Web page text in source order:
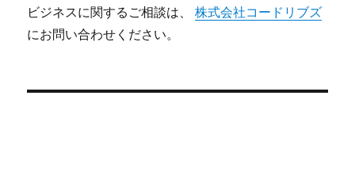
ビジネスに関するご相談は、株式会社コードリブズ
にお問い合わせください。